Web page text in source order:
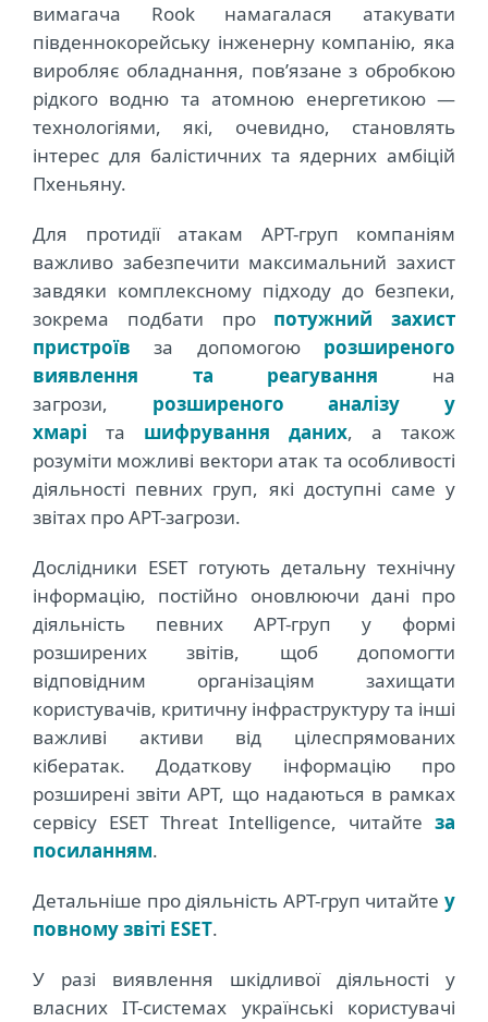
вимагача Rook намагалася атакувати
південнокорейську інженерну компанію, яка
виробляє обладнання, пов’язане з обробкою
рідкого водню та атомною енергетикою —
технологіями, які, очевидно, становлять
інтерес для балістичних та ядерних амбіцій
Пхеньяну.
Для протидії атакам APT-груп компаніям
важливо забезпечити максимальний захист
завдяки комплексному підходу до безпеки,
зокрема подбати про потужний захист
пристроїв за допомогою розширеного
виявлення та реагування на
загрози, розширеного аналізу у
хмарі та шифрування даних, а також
розуміти можливі вектори атак та особливості
діяльності певних груп, які доступні саме у
звітах про APT-загрози.
Дослідники ESET готують детальну технічну
інформацію, постійно оновлюючи дані про
діяльність певних APT-груп у формі
розширених звітів, щоб допомогти
відповідним організаціям захищати
користувачів, критичну інфраструктуру та інші
важливі активи від цілеспрямованих
кібератак. Додаткову інформацію про
розширені звіти APT, що надаються в рамках
сервісу ESET Threat Intelligence, читайте за
посиланням.
Детальніше про діяльність APT-груп читайте у
повному звіті ESET.
У разі виявлення шкідливої діяльності у
власних IT-системах українські користувачі